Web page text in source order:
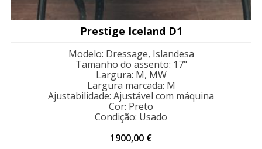
Prestige Iceland D1
Modelo: Dressage, Islandesa
Tamanho do assento: 17"
Largura: M, MW
Largura marcada: M
Ajustabilidade: Ajustável com máquina
Cor: Preto
Condição: Usado
1900,00 €